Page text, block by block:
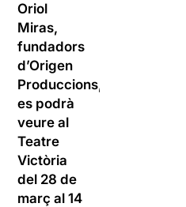
Oriol
Miras,
fundadors
d’Origen
Produccions,
es podrà
veure al
Teatre
Victòria
del 28 de
març al 14